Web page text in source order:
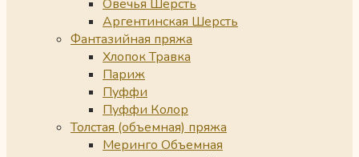
Овечья Шерсть
Аргентинская Шерсть
Фантазийная пряжа
Хлопок Травка
Париж
Пуффи
Пуффи Колор
Толстая (объемная) пряжа
Меринго Объемная